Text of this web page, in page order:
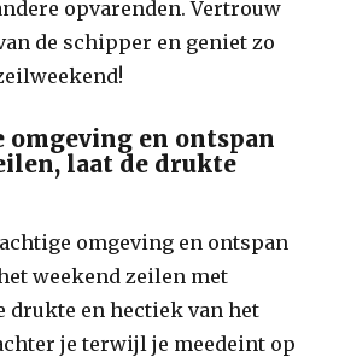
opvarenden. Vertrouw
de schipper en geniet zo
omgeving en ontspan
laat de drukte
omgeving en ontspan
weekend zeilen met
drukte en hectiek van het
je terwijl je meedeint op